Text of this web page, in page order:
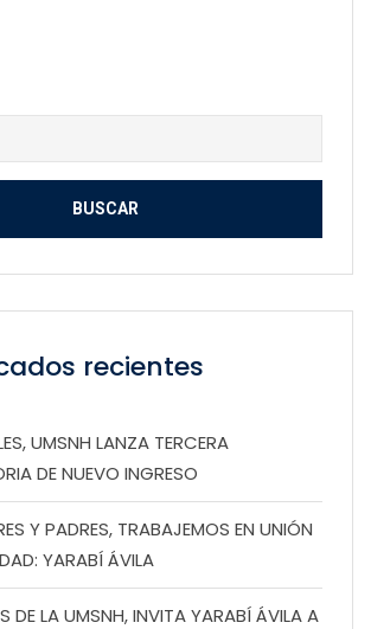
recientes
UMSNH LANZA TERCERA
DE NUEVO INGRESO
Y PADRES, TRABAJEMOS EN UNIÓN
YARABÍ ÁVILA
DE LA UMSNH, INVITA YARABÍ ÁVILA A